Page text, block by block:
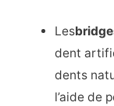
Les
dent
dents
l’aide de